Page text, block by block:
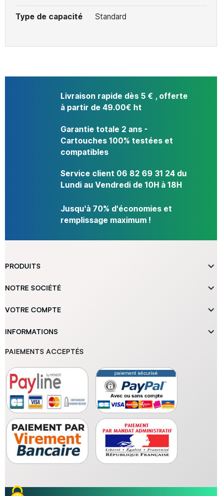
Type de capacité Standard
Livraison rapide dès 5 € , offerte
à partir de 49.00€ ht
Garantie totale 2 ans -
Cartouches 100% testées et
compatibles
Service client 06 82 69 31 24 du
Lundi au Vendredi de 10H à 18H
Jusqu'à 70% d'économies et
remplissage maximum !
PRODUITS 
NOTRE SOCIÉTÉ 
VOTRE COMPTE 
INFORMATIONS 
PAIEMENTS ACCEPTÉS